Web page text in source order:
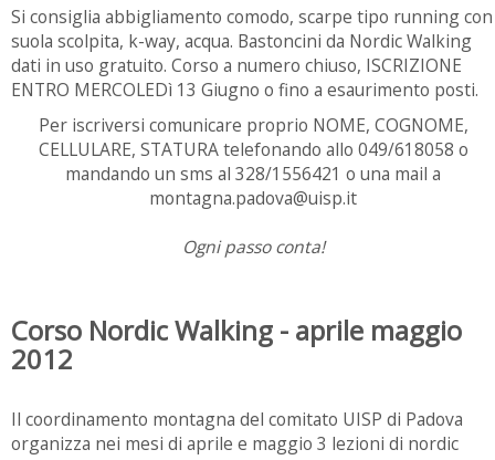
Si consiglia abbigliamento comodo, scarpe tipo running con
suola scolpita, k-way, acqua. Bastoncini da Nordic Walking
dati in uso gratuito. Corso a numero chiuso, ISCRIZIONE
ENTRO MERCOLEDì 13 Giugno o fino a esaurimento posti.
Per iscriversi comunicare proprio NOME, COGNOME,
CELLULARE, STATURA telefonando allo 049/618058 o
mandando un sms al 328/1556421 o una mail a
montagna.padova@uisp.it
Ogni passo conta!
Corso Nordic Walking - aprile maggio
2012
Il coordinamento montagna del comitato UISP di Padova
organizza nei mesi di aprile e maggio 3 lezioni di nordic